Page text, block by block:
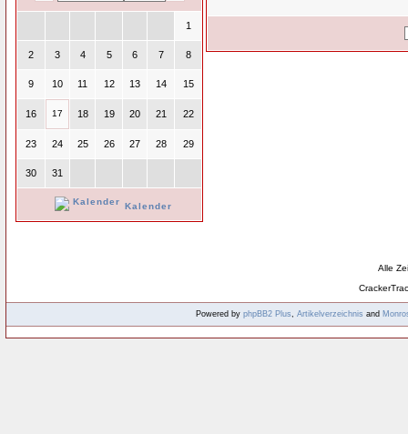
1
2 3 4 5 6 7 8
9 10 11 12 13 14 15
16 17 18 19 20 21 22
23 24 25 26 27 28 29
30 31
Kalender
Alle
Powered by phpBB2 Plus, Artikelverzeichnis and